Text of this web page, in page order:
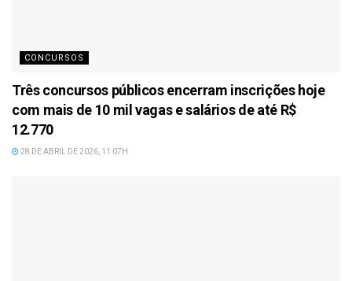
CONCURSOS
Três concursos públicos encerram inscrições hoje
com mais de 10 mil vagas e salários de até R$
12.770
28 DE ABRIL DE 2026, 11:07H